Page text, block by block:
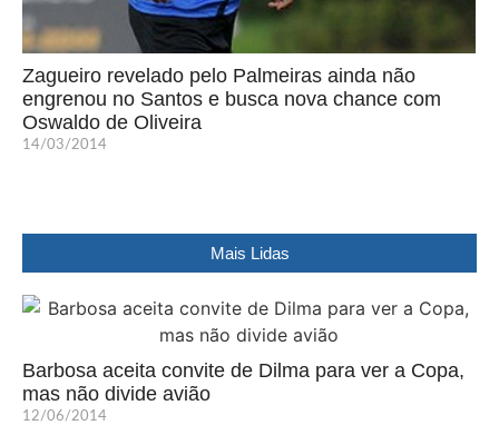
Zagueiro revelado pelo Palmeiras ainda não
engrenou no Santos e busca nova chance com
Oswaldo de Oliveira
14/03/2014
Mais Lidas
Barbosa aceita convite de Dilma para ver a Copa,
mas não divide avião
12/06/2014